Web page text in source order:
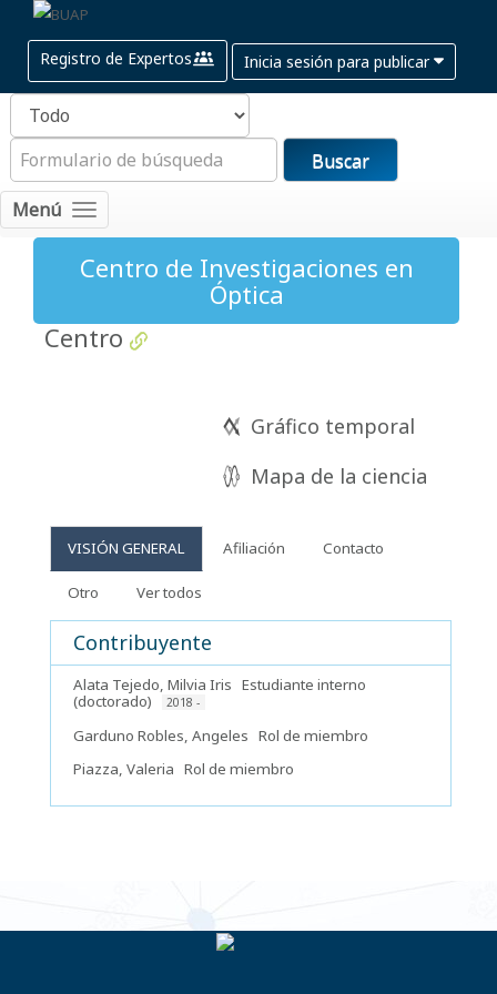
Registro de Expertos Inicia sesión para publicar
Buscar
Menú
Centro de Investigaciones en
Óptica
Centro
Gráfico temporal
Mapa de la ciencia
VISIÓN GENERAL Afiliación Contacto
Otro Ver todos
Contribuyente
Alata Tejedo, Milvia Iris Estudiante interno
(doctorado)
2018 -
Garduno Robles, Angeles Rol de miembro
Piazza, Valeria Rol de miembro